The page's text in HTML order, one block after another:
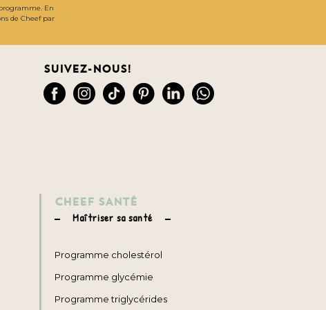
En
de Cheef par
Suivez-nous!
CHEEF SANTÉ
Maîtriser sa santé
Programme cholestérol
Programme glycémie
Programme triglycérides